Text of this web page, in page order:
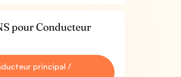
pour Conducteur
principal /